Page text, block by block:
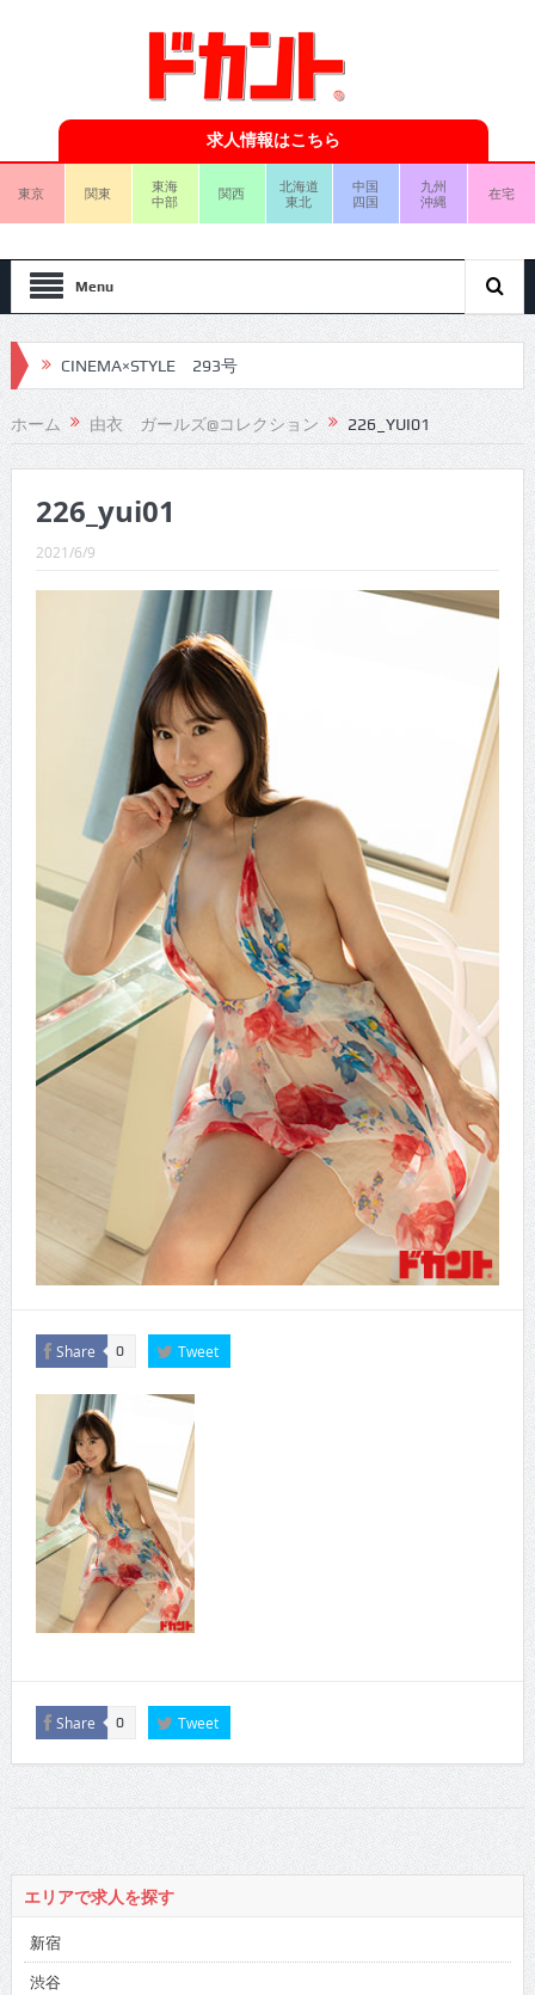
求人情報はこちら
東京 関東
東海
中部
関西
北海道
東北
中国
四国
九州
沖縄
在宅
Menu
CINEMA×STYLE 293号
CINEMA×STYLE 292号
CINEMA×STYLE 291号
CINEMA×STYLE 290号
CINEMA×STYLE 289号
CINEMA×STYLE 288号
CINEMA×STYLE 287号
CINEMA×STYLE 286号
CINEMA×STYLE 285号
CINEMA×STYLE 294号
ホーム 由衣 ガールズ@コレクション 226_YUI01
226_yui01
2021/6/9
Share 0 Tweet
Share 0 Tweet
エリアで求人を探す
新宿
渋谷